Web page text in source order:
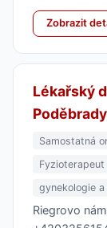
Zobrazit
Lékařský
Poděbrady
Samostatná
Fyzioterapeut
gynekologie
Riegrovo